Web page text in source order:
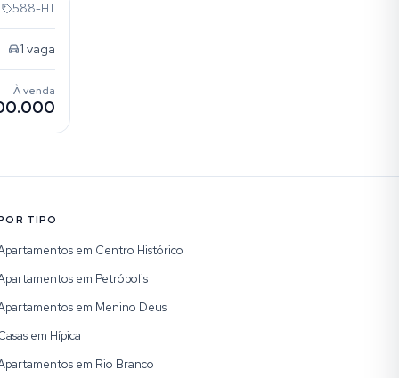
588-HT
1 vaga
À venda
TIPO
em Centro Histórico
em Petrópolis
em Menino Deus
em Hípica
em Rio Branco